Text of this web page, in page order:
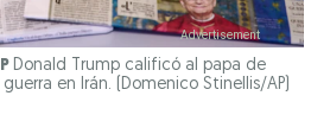
Donald Trump calificó al papa de
en Irán.
(Domenico Stinellis/AP)